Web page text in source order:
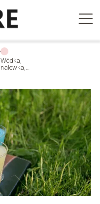
Wódka,
nalewka,
pojęcia?